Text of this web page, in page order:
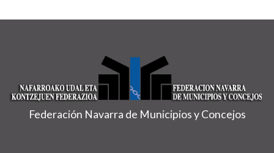
Federación Navarra de Municipios y Concejos